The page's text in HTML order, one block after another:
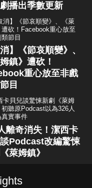
播出季數更新
消】《節哀順變》、
姆鎮》遭砍！
重心放至非戲
目
離奇消失！潔西卡
Podcast改編驚悚
萊姆鎮》